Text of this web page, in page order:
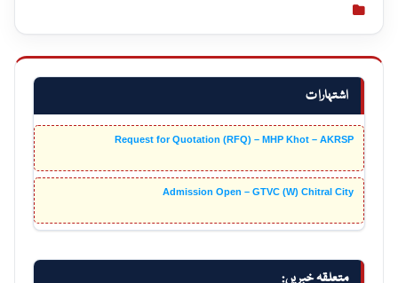
اشتہارات
Request for Quotation (RFQ) – MHP Khot – AKRSP
Admission Open – GTVC (W) Chitral City
متعلقہ خبریں: